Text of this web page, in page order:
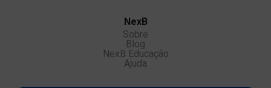
NexB
Sobre
Blog
NexB Educação
Ajuda